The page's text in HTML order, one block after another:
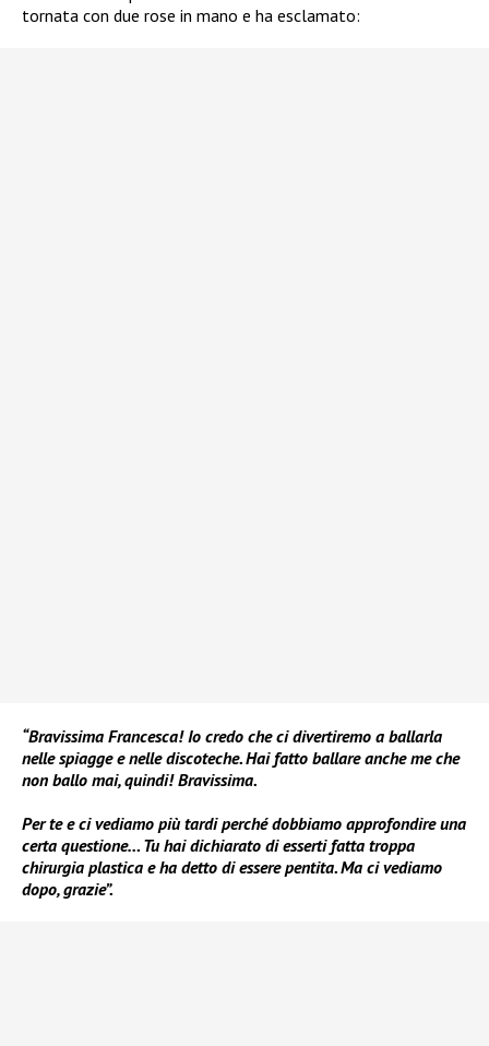
tornata con due rose in mano e ha esclamato:
“Bravissima Francesca! Io credo che ci divertiremo a ballarla
nelle spiagge e nelle discoteche. Hai fatto ballare anche me che
non ballo mai, quindi! Bravissima.
Per te e ci vediamo più tardi perché dobbiamo approfondire una
certa questione… Tu hai dichiarato di esserti fatta troppa
chirurgia plastica e ha detto di essere pentita. Ma ci vediamo
dopo, grazie”.